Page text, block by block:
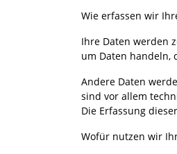
Wie erfassen wir
Ihre Daten werden
um Daten handeln,
Andere Daten
sind vor allem
Die Erfassung
Wofür nutzen wir